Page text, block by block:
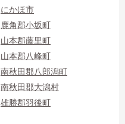
にかほ市
鹿角郡小坂町
山本郡藤里町
山本郡八峰町
南秋田郡八郎潟町
南秋田郡大潟村
雄勝郡羽後町